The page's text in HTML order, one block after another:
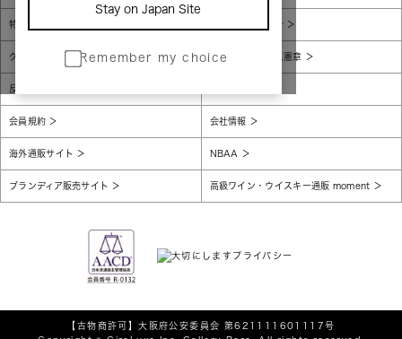
Stay on Japan Site
Remember my choice
特定商取引法に基づく表示 個人情報保護方針
グローバルプライバシーポリシー コンプライアンス憲章
反社会的勢力に対する基本方針
会員規約 会社情報
海外通販サイト NBAA
ブランディア販売サイト 高級ワイン・ウイスキー通販 moment
【古物商許可】大阪府公安委員会 第621111601117号